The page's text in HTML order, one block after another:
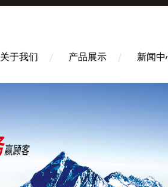
关于我们 产品展示 新闻中